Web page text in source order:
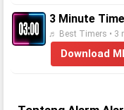
3 Minute
♬ Best Timers • 3
Download